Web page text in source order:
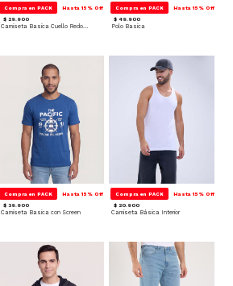
Compra en PACK Hasta 15% Off
$ 29.900
Camiseta Basica Cuello Redondo
Compra en PACK Hasta 15% Off
$ 49.900
Polo Basica
Compra en PACK Hasta 15% Off
$ 39.900
Camiseta Basica con Screen
Compra en PACK Hasta 15% Off
$ 20.900
Camiseta Básica Interior